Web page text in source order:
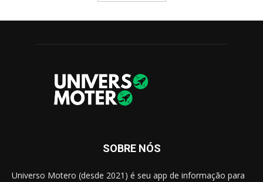
SOBRE NÓS
Universo Motero (desde 2021) é seu app de informação para